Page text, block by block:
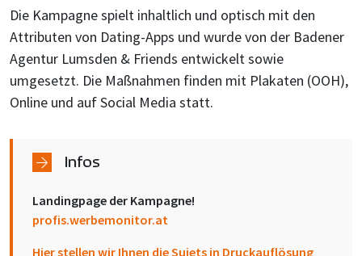
Die Kampagne spielt inhaltlich und optisch mit den
Attributen von Dating-Apps und wurde von der Badener
Agentur Lumsden & Friends entwickelt sowie
umgesetzt. Die Maßnahmen finden mit Plakaten (OOH),
Online und auf Social Media statt.
Infos
Landingpage der Kampagne!
profis.werbemonitor.at
Hier stellen wir Ihnen die Sujets in Druckauflösung